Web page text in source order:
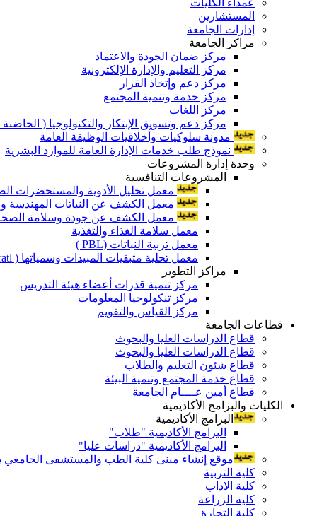
المستشارين
إدارات الجامعة
مراكز الجامعة
مركز ضمان الجودة والاعتماد
مركز التعليم والإدارة الإلكترونية
مركز دعم وإتخاذ القرار
مركز خدمة وتنمية المجتمع
مركز اللغات
مركز دعم وتسويق الإبتكار والتكنولوجيا ( الحاضنة
مدونة سلوكيات وأخلاقيات الوظيفة العامة
نموذج طلب خدمات الإدارة العامة للموارد البشرية
وحدة إدارة المشروعات
المشروعات التنافسية
معمل تحليل الأدوية والمستحضرات
معمل الكشف عن النباتات المهندسة
معمل الكشف عن جودة وسلامة الصحة
معمل سلامة الغذاء والتغذية
معمل تربية النباتات (PBL )
معمل تحلية متبقيات المبيدات وسمياتها ( Pratl )
مراكز التطوير
مركز تنمية قدرات أعضاء هيئة التدريس
مركز تنكولوجيا المعلومات
مركز القياس والتقويم
قطاعات الجامعة
قطاع الدراسات العليا والبحوث
قطاع الدراسات العليا والبحوث
قطاع شئون التعليم والطلاب
قطاع خدمة المجتمع وتنمية البيئة
قطاع أمين عــــام الجامعة
الكليات والبرامج الأكاديمية
البرامج الأكاديمية
البرامج الأكاديمية "طلاب"
البرامج الأكاديمية "دراسات عليا"
موقع إنشاء مبنى كلية الطب والمستشفى الجامعي
كلية التربية
كلية الاداب
كلية الزراعة
كلية التجارة